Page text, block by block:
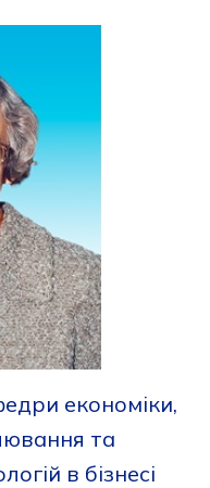
економіки,
та
в бізнесі